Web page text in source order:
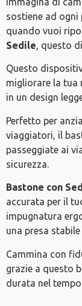
sostiene ad
quando vuoi
Sedile, questo
Questo
migliorare la
in un design
Perfetto per
viaggiatori, il
passeggiate ai
sicurezza.
Bastone con
accurata per il
impugnatura
una presa
Cammina con
grazie a questo
durata nel tempo.